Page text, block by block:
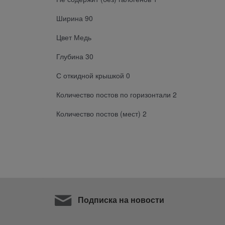
Ширина 90
Цвет Медь
Глубина 30
С откидной крышкой 0
Количество постов по горизонтали 2
Количество постов (мест) 2
Подписка на новости